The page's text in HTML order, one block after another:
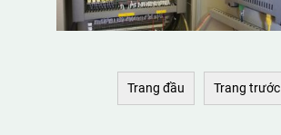
Trang đầu Trang trước